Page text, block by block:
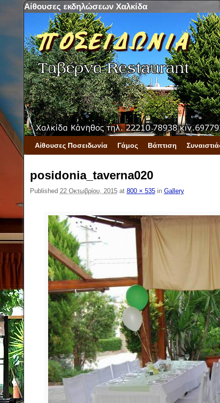
Αίθουσες εκδηλώσεων Χαλκίδα
Αίθουσες Ποσειδωνία Γάμος Βάπτιση
posidonia_taverna020
Published 22 Οκτωβρίου, 2015at 800 × 535in Gallery